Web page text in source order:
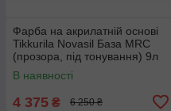
Фарба на акрилатній основі
Tikkurila Novasil База MRС
(прозора, під тонування) 9л
В наявності
4 375 ₴ 6 250 ₴